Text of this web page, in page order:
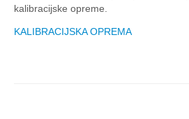
kalibracijske opreme.
KALIBRACIJSKA OPREMA